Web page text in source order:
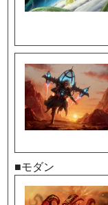
■モダン